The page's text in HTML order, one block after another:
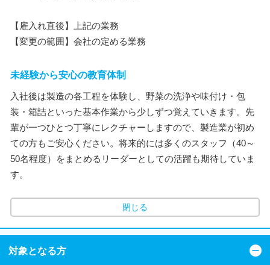
【雇入れ直後】上記の業務
【変更の範囲】会社の定める業務
未経験から安心の教育体制
入社後は製造の各工程を体験し、野菜の洗浄や味付け・包
装・箱詰といった基本作業から少しずつ覚えていきます。先
輩が一つひとつ丁寧にレクチャーしますので、製造業が初め
ての方もご安心ください。将来的には多くのスタッフ（40～
50名程度）をまとめるリーダーとしての活躍も期待していま
す。
閉じる
対象となる方